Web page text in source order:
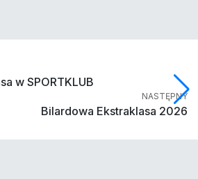
w SPORTKLUB
NASTĘPNY
Bilardowa Ekstraklasa 2026